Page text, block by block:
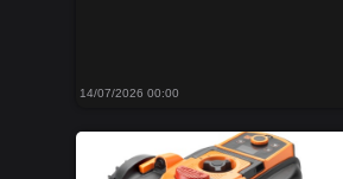
14/07/2026 00:00